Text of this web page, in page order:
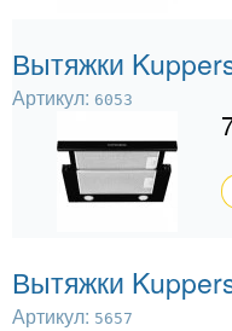
Вытяжки
Артикул: 6053
Вытяжки
Артикул: 5657